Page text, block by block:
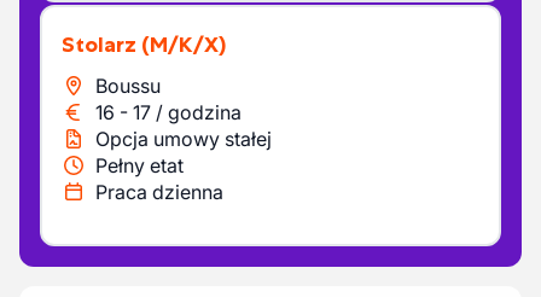
Stolarz (M/K/X)
Boussu
16 - 17 / godzina
Opcja umowy stałej
Pełny etat
Praca dzienna